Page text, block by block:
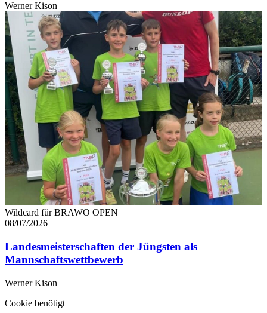
Werner Kison
Wildcard für BRAWO OPEN
08/07/2026
Landesmeisterschaften der Jüngsten als
Mannschaftswettbewerb
Werner Kison
Cookie benötigt